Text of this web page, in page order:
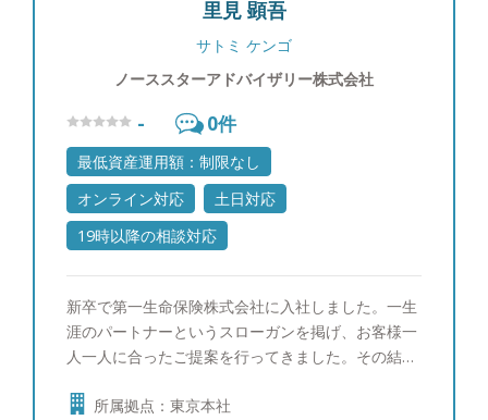
んし、わからない事は正直に「わからない」とお伝
げますし、駄目なものはダメと申し上げます。それ
がお客様からの信頼に繋がると思っています。
【自身のマネースタイル】 個別株ですと値動きに
一喜一憂したりと、お客様の大切な時間を自分の心
の動きに使ってしまい、もったいないと思っている
ので、基本的に収入のうち余ったお金はETFや他の
ファンドなどに積み立てています。 【出身地】 大
阪市 【家族構成】 妻と10歳、8歳の2人の子供がい
近は沖縄に行きました。マイル集めにこだわりがあ
り、60万マイルを貯めています。マイル獲得方法を
お客様にも伝えることがあります。
里見 顕吾
サトミ ケンゴ
ノーススターアドバイザリー株式会社
- 0件
最低資産運用額：制限なし
オンライン対応
土日対応
19時以降の相談対応
新卒で第一生命保険株式会社に入社しました。一生
涯のパートナーというスローガンを掲げ、お客様一
人一人に合ったご提案を行ってきました。その結
の看板としてホームページにも掲載されておりまし
所属拠点：東京本社